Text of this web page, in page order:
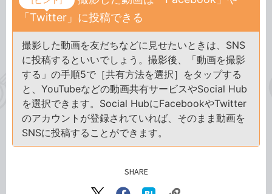
「Twitter」に投稿できる
撮影した動画を友だちなどに見せたいときは、SNS
に投稿するといいでしょう。撮影後、「動画を撮影
する」の手順5で［共有方法を選択］をタップする
と、YouTubeなどの動画共有サービスやSocial Hub
を選択できます。Social HubにFacebookやTwitter
のアカウントが登録されていれば、そのまま動画を
SNSに投稿することができます。
SHARE